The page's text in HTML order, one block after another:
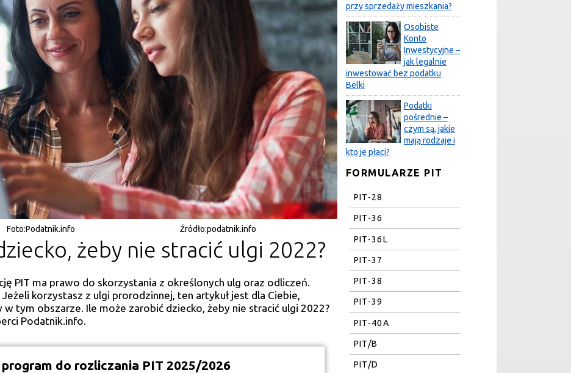
Foto:Podatnik.info Źródło:podatnik.info
żeby nie stracić ulgi 2022?
PIT ma prawo do skorzystania z określonych ulg oraz odliczeń.
korzystasz z ulgi prorodzinnej, ten artykuł jest dla Ciebie,
tym obszarze. Ile może zarobić dziecko, żeby nie stracić ulgi 2022?
Podatnik.info.
do rozliczania PIT 2025/2026
przy sprzedaży mieszkania?
Osobiste
Konto
Inwestycyjne –
jak legalnie
inwestować bez podatku
Belki
Podatki
pośrednie –
czym są, jakie
mają rodzaje i
kto je płaci?
FORMULARZE PIT
PIT-28
PIT-36
PIT-36L
PIT-37
PIT-38
PIT-39
PIT-40A
PIT/B
PIT/D